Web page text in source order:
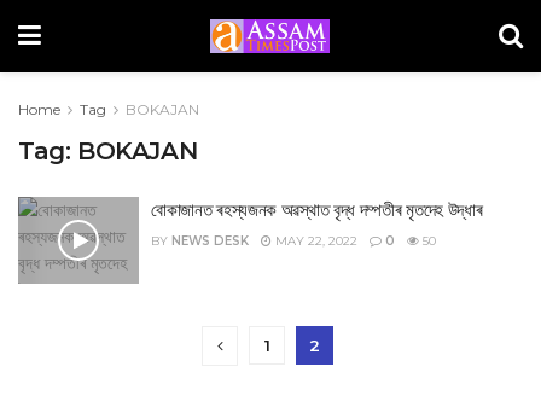
Home Tag BOKAJAN
Tag: BOKAJAN
বোকাজানত ৰহস্যজনক অৱস্থাত বৃদ্ধ দম্পতীৰ মৃতদেহ উদ্ধাৰ
BY NEWS DESK MAY 22, 2022 0 50
1 2